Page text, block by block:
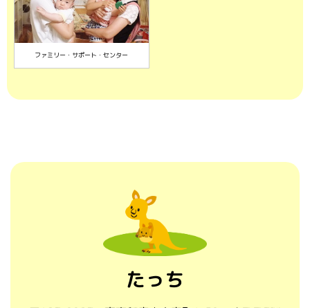
ファミリー・サポート・センター
たっち